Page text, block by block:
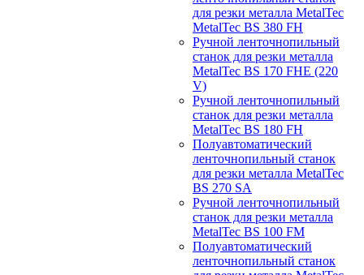
для резки металла MetalTec
MetalTec BS 380 FH
Ручной ленточнопильный
станок для резки металла
MetalTec BS 170 FHE (220
V)
Ручной ленточнопильный
станок для резки металла
MetalTec BS 180 FH
Полуавтоматический
ленточнопильный станок
для резки металла MetalTec
BS 270 SA
Ручной ленточнопильный
станок для резки металла
MetalTec BS 100 FM
Полуавтоматический
ленточнопильный станок